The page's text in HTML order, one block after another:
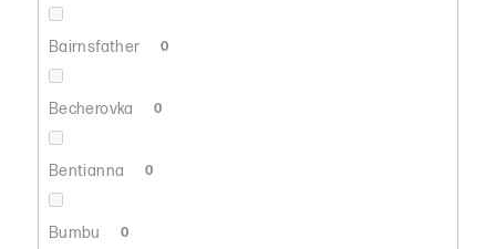
Bairnsfather 0
Becherovka 0
Bentianna 0
Bumbu 0